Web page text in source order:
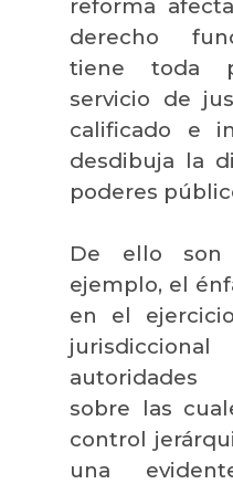
reforma
derecho
tiene toda
servicio de
calificado e
desdibuja la
poderes
De ello son
ejemplo, el
en el
autoridades
sobre las
control
una